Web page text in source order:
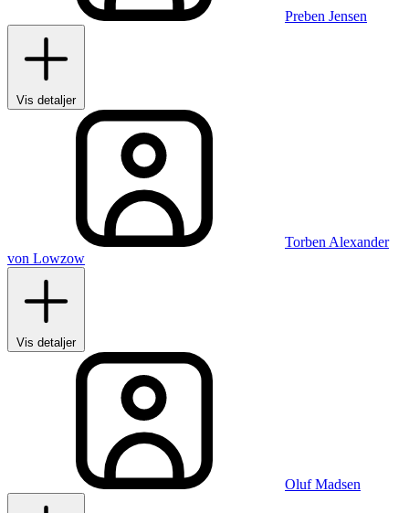
Preben Jensen
Vis detaljer
Torben Alexander
von Lowzow
Vis detaljer
Oluf Madsen